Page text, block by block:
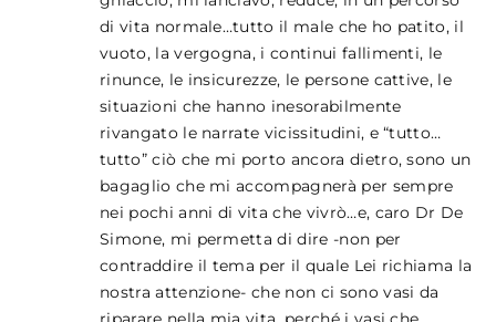
di vita normale…tutto il male che ho patito, il
vuoto, la vergogna, i continui fallimenti, le
rinunce, le insicurezze, le persone cattive, le
situazioni che hanno inesorabilmente
rivangato le narrate vicissitudini, e “tutto…
tutto” ciò che mi porto ancora dietro, sono un
bagaglio che mi accompagnerà per sempre
nei pochi anni di vita che vivrò…e, caro Dr De
Simone, mi permetta di dire -non per
contraddire il tema per il quale Lei richiama la
nostra attenzione- che non ci sono vasi da